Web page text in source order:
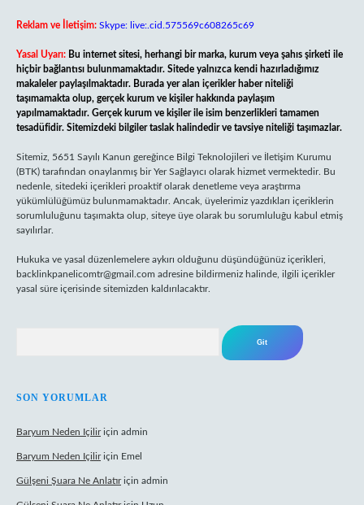
Reklam ve İletişim: Skype: live:.cid.575569c608265c69
Yasal Uyarı: Bu internet sitesi, herhangi bir marka, kurum veya şahıs şirketi ile
hiçbir bağlantısı bulunmamaktadır. Sitede yalnızca kendi hazırladığımız
makaleler paylaşılmaktadır. Burada yer alan içerikler haber niteliği
taşımamakta olup, gerçek kurum ve kişiler hakkında paylaşım
yapılmamaktadır. Gerçek kurum ve kişiler ile isim benzerlikleri tamamen
tesadüfidir. Sitemizdeki bilgiler taslak halindedir ve tavsiye niteliği taşımazlar.
Sitemiz, 5651 Sayılı Kanun gereğince Bilgi Teknolojileri ve İletişim Kurumu
(BTK) tarafından onaylanmış bir Yer Sağlayıcı olarak hizmet vermektedir. Bu
nedenle, sitedeki içerikleri proaktif olarak denetleme veya araştırma
yükümlülüğümüz bulunmamaktadır. Ancak, üyelerimiz yazdıkları içeriklerin
sorumluluğunu taşımakta olup, siteye üye olarak bu sorumluluğu kabul etmiş
sayılırlar.
Hukuka ve yasal düzenlemelere aykırı olduğunu düşündüğünüz içerikleri,
backlinkpanelicomtr@gmail.com adresine bildirmeniz halinde, ilgili içerikler
yasal süre içerisinde sitemizden kaldırılacaktır.
SON YORUMLAR
Baryum Neden Içiliriçin admin
Baryum Neden Içiliriçin Emel
Gülşeni Şuara Ne Anlatıriçin admin